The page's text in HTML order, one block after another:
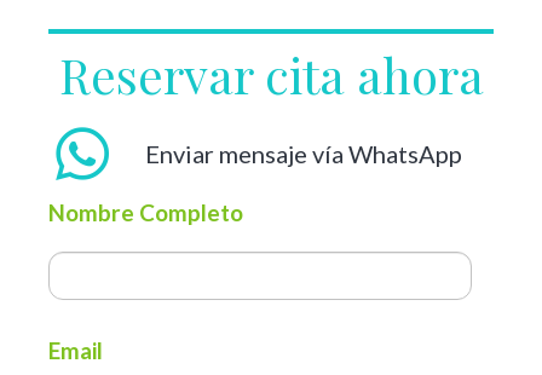
Reservar cita ahora
Enviar mensaje vía WhatsApp
Nombre Completo
Email